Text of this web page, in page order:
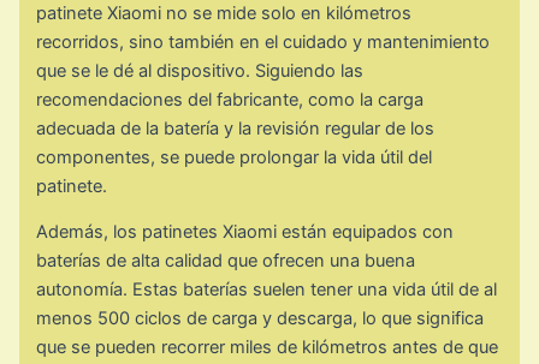
patinete Xiaomi no se mide solo en kilómetros
recorridos, sino también en el cuidado y mantenimiento
que se le dé al dispositivo. Siguiendo las
recomendaciones del fabricante, como la carga
adecuada de la batería y la revisión regular de los
componentes, se puede prolongar la vida útil del
patinete.
Además, los patinetes Xiaomi están equipados con
baterías de alta calidad que ofrecen una buena
autonomía. Estas baterías suelen tener una vida útil de al
menos 500 ciclos de carga y descarga, lo que significa
que se pueden recorrer miles de kilómetros antes de que